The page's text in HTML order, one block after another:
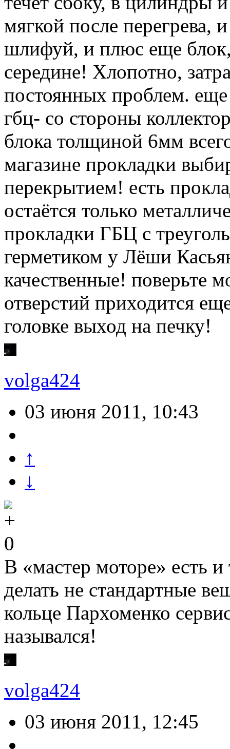
мягкой после перегрева,
шлифуй, и плюс еще блок,
середине! Хлопотно,
постоянных проблем.
гбц- со стороны
блока толщиной 6мм
магазине прокладки
перекрытием! есть
остаётся только
прокладки ГБЦ с
герметиком у Лёши
качественные! поверьте
отверстий приходится
головке выход на печку!
volga424
03 июня 2011, 10:43
↑
↓
0
В «мастер моторе» есть
делать не стандартные
кольце Пархоменко
назывался!
volga424
03 июня 2011, 12:45